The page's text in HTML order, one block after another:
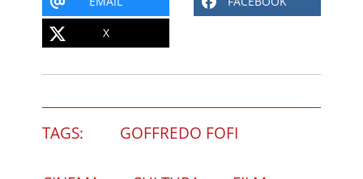
X
TAGS: GOFFREDO FOFI